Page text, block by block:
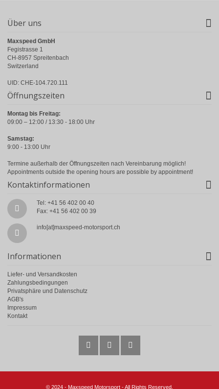
Über uns
Maxspeed GmbH
Fegistrasse 1
CH-8957 Spreitenbach
Switzerland
UID: CHE-104.720.111
Öffnungszeiten
Montag bis Freitag:
09:00 – 12:00 / 13:30 - 18:00 Uhr
Samstag:
9:00 - 13:00 Uhr
Termine außerhalb der Öffnungszeiten nach Vereinbarung möglich!
Appointments outside the opening hours are possible by appointment!
Kontaktinformationen
Tel: +41 56 402 00 40
Fax: +41 56 402 00 39
info[at]maxspeed-motorsport.ch
Informationen
Liefer- und Versandkosten
Zahlungsbedingungen
Privatsphäre und Datenschutz
AGB's
Impressum
Kontakt
© 2024 - Maxspeed Motorsport - All Rights Reserved.